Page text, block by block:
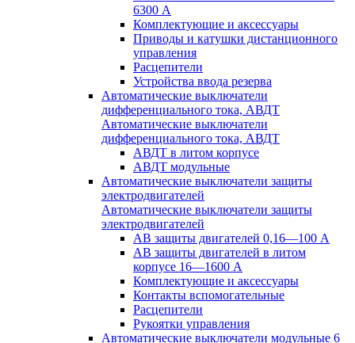
6300 А
Комплектующие и аксессуары
Приводы и катушки дистанционного
управления
Расцепители
Устройства ввода резерва
Автоматические выключатели
дифференциального тока, АВДТ
Автоматические выключатели
дифференциального тока, АВДТ
АВДТ в литом корпусе
АВДТ модульные
Автоматические выключатели защиты
электродвигателей
Автоматические выключатели защиты
электродвигателей
АВ защиты двигателей 0,16—100 А
АВ защиты двигателей в литом
корпусе 16—1600 А
Комплектующие и аксессуары
Контакты вспомогательные
Расцепители
Рукоятки управления
Автоматические выключатели модульные 6